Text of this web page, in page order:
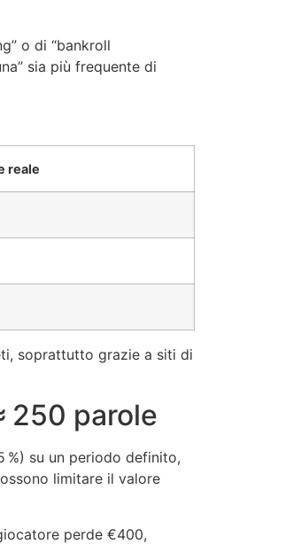
o di “bankroll
sia più frequente di
reale
soprattutto grazie a siti di
250 parole
%) su un periodo definito,
limitare il valore
perde €400,